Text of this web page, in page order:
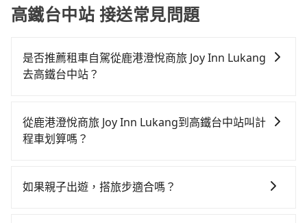
高鐵台中站 接送常見問題
是否推薦租車自駕從鹿港澄悅商旅 Joy Inn Lukang
去高鐵台中站？
對的時間彈性，最重要的是你當天就要來回，那在彰化
路邊可隨租隨借的iRent應該是你最便宜選擇。註冊完
到高鐵台中站的花費預估為$600~1,100（金額差異來自
從鹿港澄悅商旅 Joy Inn Lukang到高鐵台中站叫計
程車划算嗎？
灣大車隊、Uber和Yoxi，如果在路邊攔不到車，也可考
如果親子出遊，搭旅步適合嗎？